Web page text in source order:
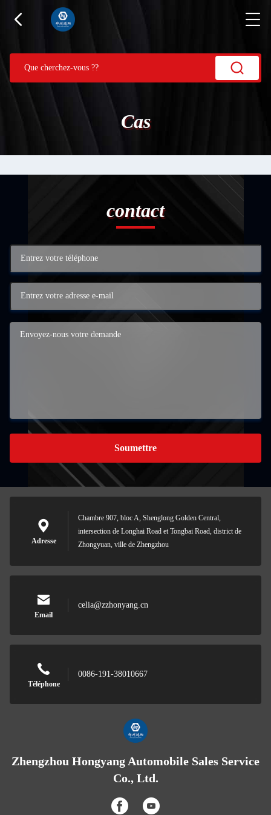
Cas
contact
Soumettre
Adresse
Chambre 907, bloc A, Shenglong Golden Central,
intersection de Longhai Road et Tongbai Road, district de
Zhongyuan, ville de Zhengzhou
Email
celia@zzhonyang.cn
Téléphone
0086-191-38010667
Zhengzhou Hongyang Automobile Sales Service
Co., Ltd.